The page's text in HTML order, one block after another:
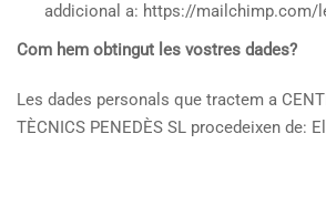
addicional a: https://mailchimp.com/
Com hem obtingut les vostres dades?
Les dades personals que tractem a
TÈCNICS PENEDÈS SL procedeixen de: